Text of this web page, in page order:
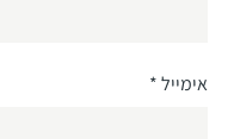
אימייל*